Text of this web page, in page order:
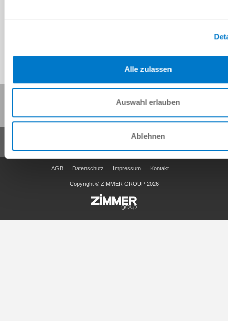
Alle zulassen
Auswahl erlauben
Ablehnen
AGB Datenschutz Impressum Kontakt
Copyright © ZIMMER GROUP 2026